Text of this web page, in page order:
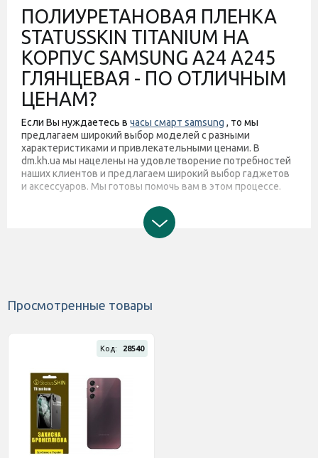
ПОЛИУРЕТАНОВАЯ ПЛЕНКА
STATUSSKIN TITANIUM НА
КОРПУС SAMSUNG A24 A245
ГЛЯНЦЕВАЯ - ПО ОТЛИЧНЫМ
ЦЕНАМ?
Если Вы нуждаетесь в часы смарт samsung , то мы
предлагаем широкий выбор моделей с разными
характеристиками и привлекательными ценами. В
dm.kh.ua мы нацелены на удовлетворение потребностей
наших клиентов и предлагаем широкий выбор гаджетов
и аксессуаров. Мы готовы помочь вам в этом процессе.
Просмотренные товары
Код: 28540